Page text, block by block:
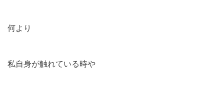
何より
私自身が触れている時や